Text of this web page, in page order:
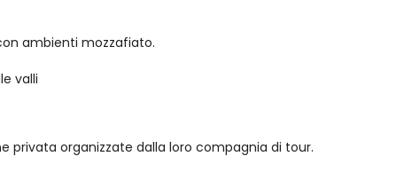
ambienti mozzafiato.
valli
privata organizzate dalla loro compagnia di tour.